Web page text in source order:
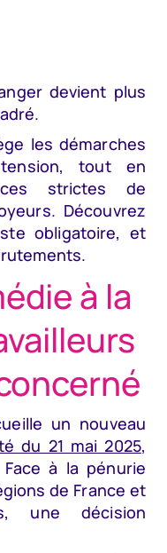
devient plus
les démarches
tout en
strictes de
Découvrez
obligatoire, et
à la
un nouveau
du 21 mai 2025,
à la pénurie
de France et
une décision